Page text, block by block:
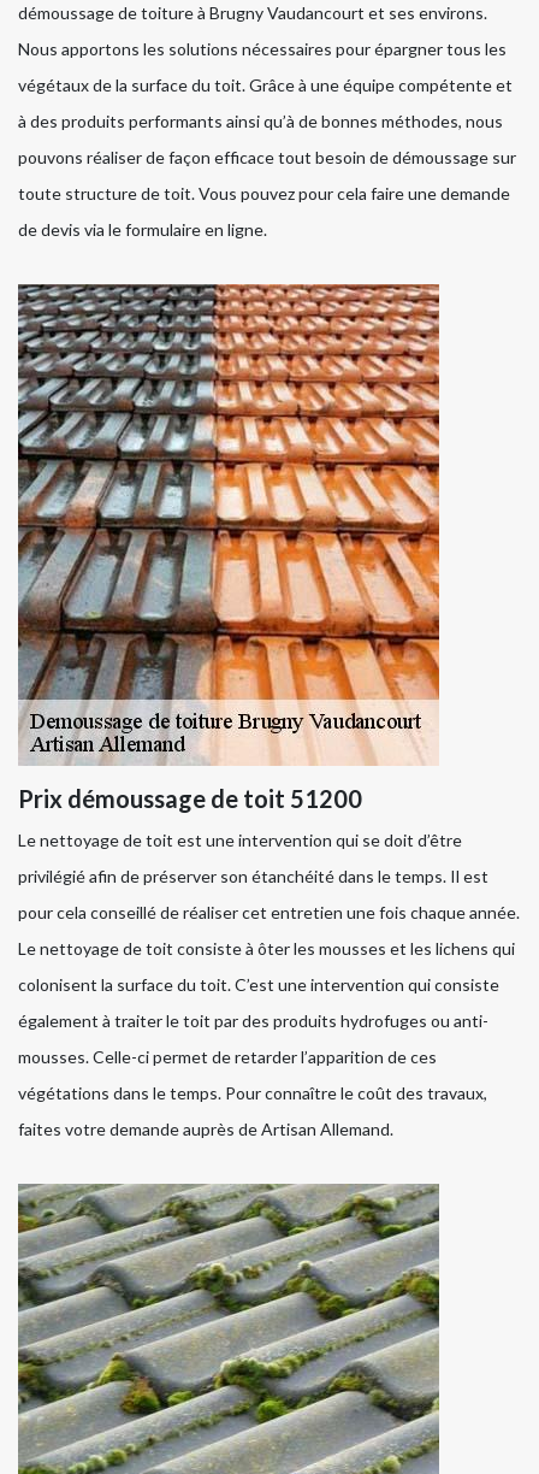
démoussage de toiture à Brugny Vaudancourt et ses environs.
Nous apportons les solutions nécessaires pour épargner tous les
végétaux de la surface du toit. Grâce à une équipe compétente et
à des produits performants ainsi qu’à de bonnes méthodes, nous
pouvons réaliser de façon efficace tout besoin de démoussage sur
toute structure de toit. Vous pouvez pour cela faire une demande
de devis via le formulaire en ligne.
Prix démoussage de toit 51200
Le nettoyage de toit est une intervention qui se doit d’être
privilégié afin de préserver son étanchéité dans le temps. Il est
pour cela conseillé de réaliser cet entretien une fois chaque année.
Le nettoyage de toit consiste à ôter les mousses et les lichens qui
colonisent la surface du toit. C’est une intervention qui consiste
également à traiter le toit par des produits hydrofuges ou anti-
mousses. Celle-ci permet de retarder l’apparition de ces
végétations dans le temps. Pour connaître le coût des travaux,
faites votre demande auprès de Artisan Allemand.